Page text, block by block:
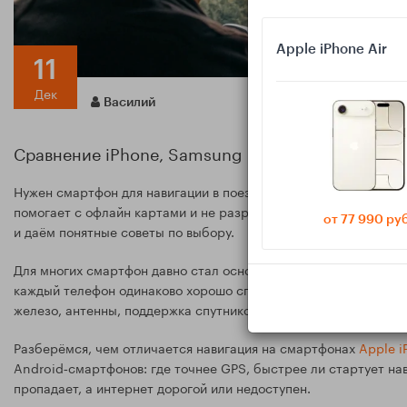
11
Дек Василий
Сравнение iPhone, Samsung и недорогих
Нужен смартфон для навигации в поездках и путешествиях?
помогает с офлайн картами и не разряжается за пару часов.
и даём понятные советы по выбору.
Для многих смартфон давно стал основным навигатором: в
каждый телефон одинаково хорошо справляется с задачей
железо, антенны, поддержка спутниковых систем и работа без
Разберёмся, чем отличается навигация на смартфонахApple
Android‑смартфонов: где точнее GPS, быстрее ли стартует
пропадает, а интернет дорогой или недоступен.
Apple iPhone Air
от 77 990